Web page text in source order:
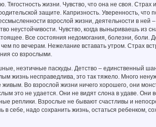
жизни. Чувство, что она не своя. Страх
защите. Капризность. Уверенность, что
взрослой жизни, деятельности в ней
неустойчивости. Чувство, когда выныриваешь из
Все состояния недомогания, болезни, боли.
по вечерам. Нежелание вставать утром. Страх
со взрослыми.
неэтичные паскуды. Детство – единственный
жизнь несправедлива, это так тяжело. Много
Во взрослой жизни ничего хорошего, они
это не удается. Они не видят слона в удаве. Они
реплики. Взрослые не бывают счастливы и
себе, надо сохранить жизнь, остаться ребенком,